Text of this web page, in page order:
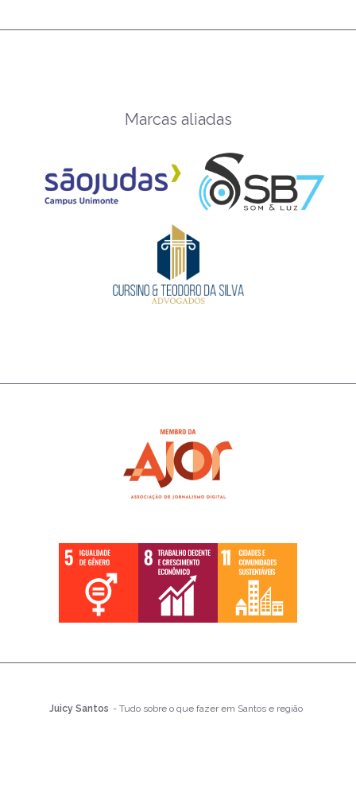
Marcas aliadas
Juicy Santos - Tudo sobre o que fazer em Santos e região